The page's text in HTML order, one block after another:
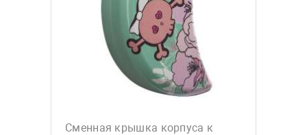
Сменная крышка корпуса к